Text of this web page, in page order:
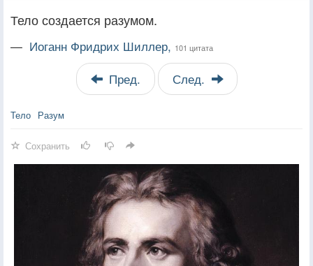
Тело создается разумом.
— Иоганн Фридрих Шиллер, 101 цитата
Пред. След.
Тело Разум
Сохранить